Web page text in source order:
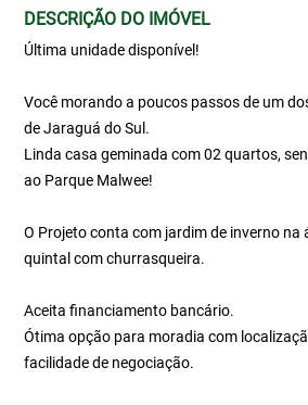
DESCRIÇÃO DO IMÓVEL
Última unidade disponível!
Você morando a poucos passos de um
de Jaraguá do Sul.
Linda casa geminada com 02 quartos,
ao Parque Malwee!
O Projeto conta com jardim de inverno na
quintal com churrasqueira.
Aceita financiamento bancário.
Ótima opção para moradia com
facilidade de negociação.